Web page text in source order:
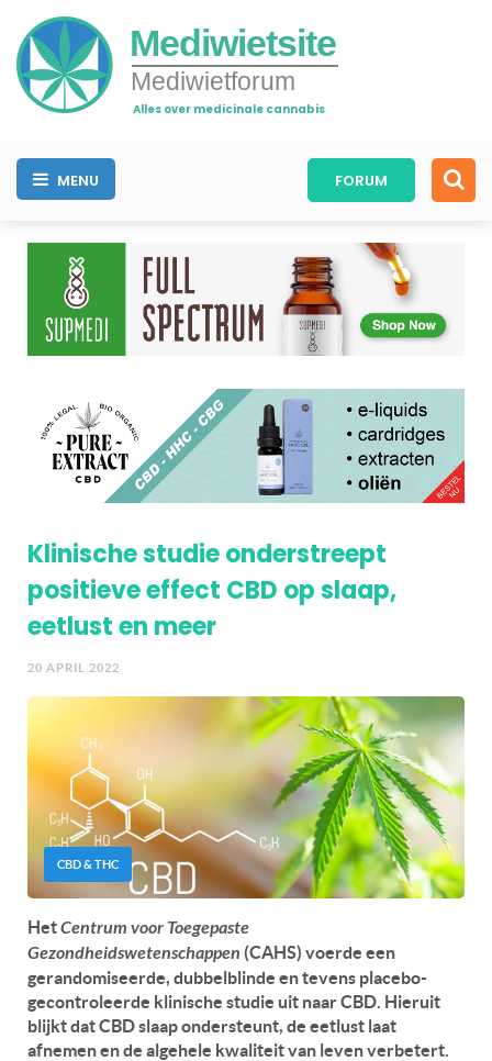
Mediwietsite
Mediwietforum
Alles over medicinale cannabis
MENU FORUM
Klinische studie onderstreept
positieve effect CBD op slaap,
eetlust en meer
20 APRIL 2022
CBD & THC
HetCentrum voor Toegepaste
Gezondheidswetenschappen (CAHS) voerde een
gerandomiseerde, dubbelblinde en tevens placebo-
gecontroleerde klinische studie uit naar CBD. Hieruit
blijkt dat CBD slaap ondersteunt, de eetlust laat
afnemen en de algehele kwaliteit van leven verbetert.